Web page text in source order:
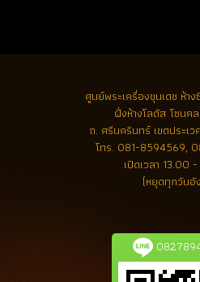
ศูนย์พระเครื่องขุนเดช ห้า
ฝั่งห้างโลตัส โซนค
ถ. ศรีนครินทร์ เขตประเ
โทร. 081-8594569,
เปิดเวลา 13.00
(หยุดทุกวันอั